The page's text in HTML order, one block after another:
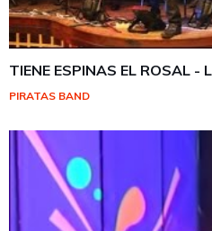
TIENE ESPINAS EL ROSAL -
PIRATAS BAND